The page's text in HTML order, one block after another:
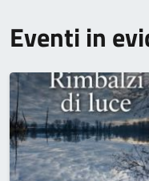
Eventi in